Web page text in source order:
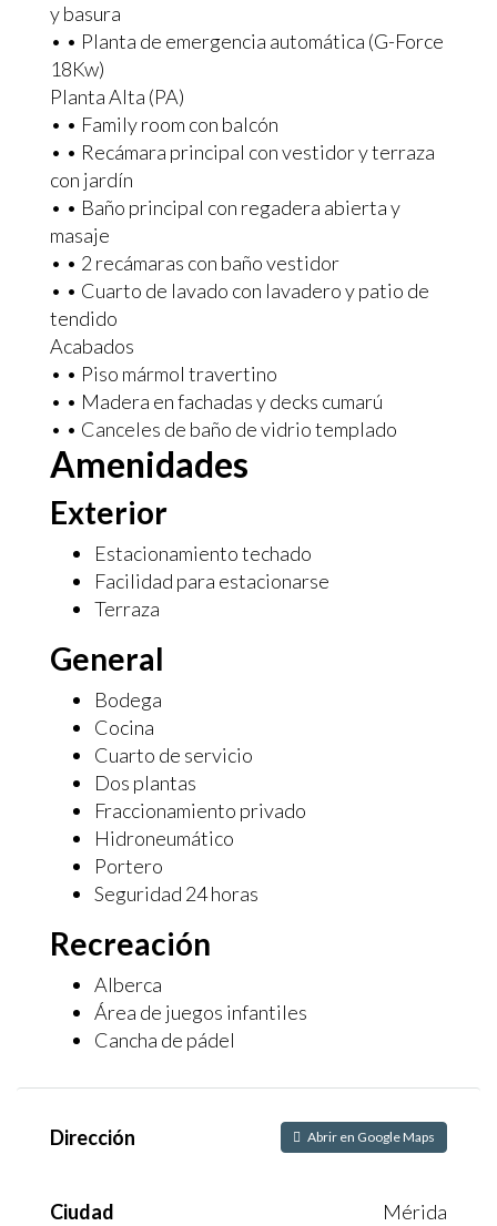
y basura
• • Planta de emergencia automática (G-Force
18Kw)
Planta Alta (PA)
• • Family room con balcón
• • Recámara principal con vestidor y terraza
con jardín
• • Baño principal con regadera abierta y
masaje
• • 2 recámaras con baño vestidor
• • Cuarto de lavado con lavadero y patio de
tendido
Acabados
• • Piso mármol travertino
• • Madera en fachadas y decks cumarú
• • Canceles de baño de vidrio templado
Amenidades
Exterior
Estacionamiento techado
Facilidad para estacionarse
Terraza
General
Bodega
Cocina
Cuarto de servicio
Dos plantas
Fraccionamiento privado
Hidroneumático
Portero
Seguridad 24 horas
Recreación
Alberca
Área de juegos infantiles
Cancha de pádel
Dirección Abrir en Google Maps
Ciudad Mérida